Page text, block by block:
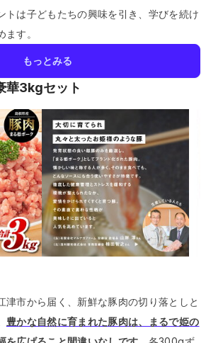
トは子どもたちの興味を引き、学びを続け
す。
もっとみる
華3kgセット
津市から届く、新鮮な豚肉の切り落としと
豊かな自然に育まれた豚肉は、まるで姫の